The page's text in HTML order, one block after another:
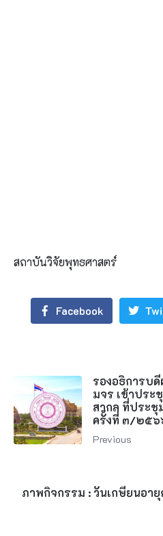
สถาบันวิจัยพุทธศาสตร์
Facebook
รองอธิการบดี
มจร เข้าปร
สากล ที่ประชุ
ครั้งที่ ๓/๒๕๖
Previous
ภาพกิจกรรม : วันเกษียนอายุ